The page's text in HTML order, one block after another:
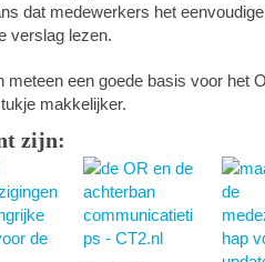
dat medewerkers het
verslag lezen.
een goede basis voor het
makkelijker.
zijn: